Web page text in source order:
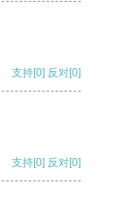
支持[0] 反对[0]
支持[0] 反对[0]